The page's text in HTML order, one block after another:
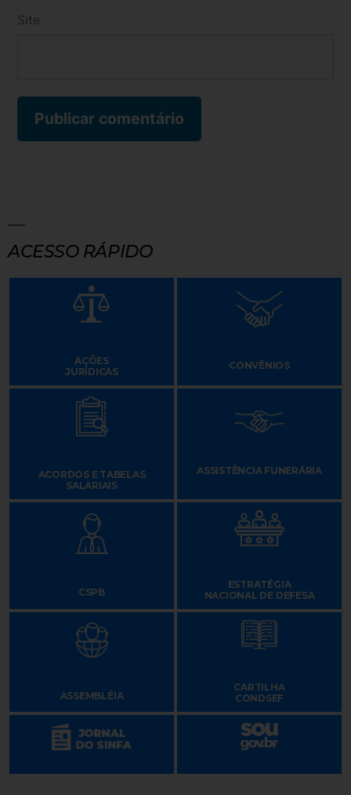
Site
ACESSO RÁPIDO
AÇÕES
JURÍDICAS
CONVÊNIOS
ACORDOS E TABELAS
SALARIAIS
ASSISTÊNCIA FUNERÁRIA
CSPB
ESTRATÉGIA
NACIONAL DE DEFESA
ASSEMBLÉIA
CARTILHA
CONDSEF